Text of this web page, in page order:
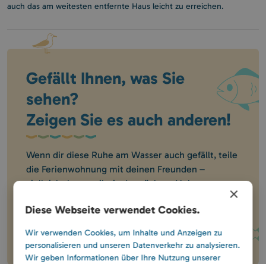
auch das am weitesten entfernte Haus leicht zu erreichen.
Gefällt Ihnen, was Sie
sehen?
Zeigen Sie es auch anderen!
Wenn dir diese Ruhe am Wasser auch gefällt, teile
die Ferienwohnung mit deinen Freunden –
vielleicht kommt ihr ja das nächste Mal
Teilen
×
Diese Webseite verwendet Cookies.
Wir verwenden Cookies, um Inhalte und Anzeigen zu
personalisieren und unseren Datenverkehr zu analysieren.
Wir geben Informationen über Ihre Nutzung unserer